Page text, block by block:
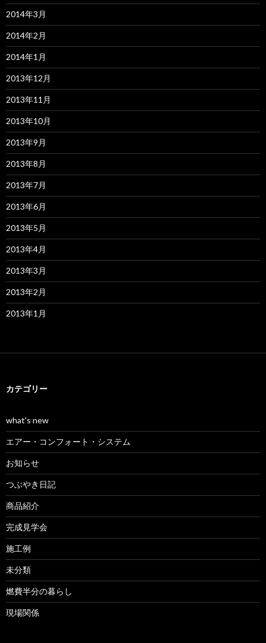
2014年3月
2014年2月
2014年1月
2013年12月
2013年11月
2013年10月
2013年9月
2013年8月
2013年7月
2013年6月
2013年5月
2013年4月
2013年3月
2013年2月
2013年1月
カテゴリー
what's new
エアー・コンフォート・システム
お知らせ
つぶやき日記
商品紹介
完成見学会
施工例
未分類
燃費半分の暮らし
現場関係